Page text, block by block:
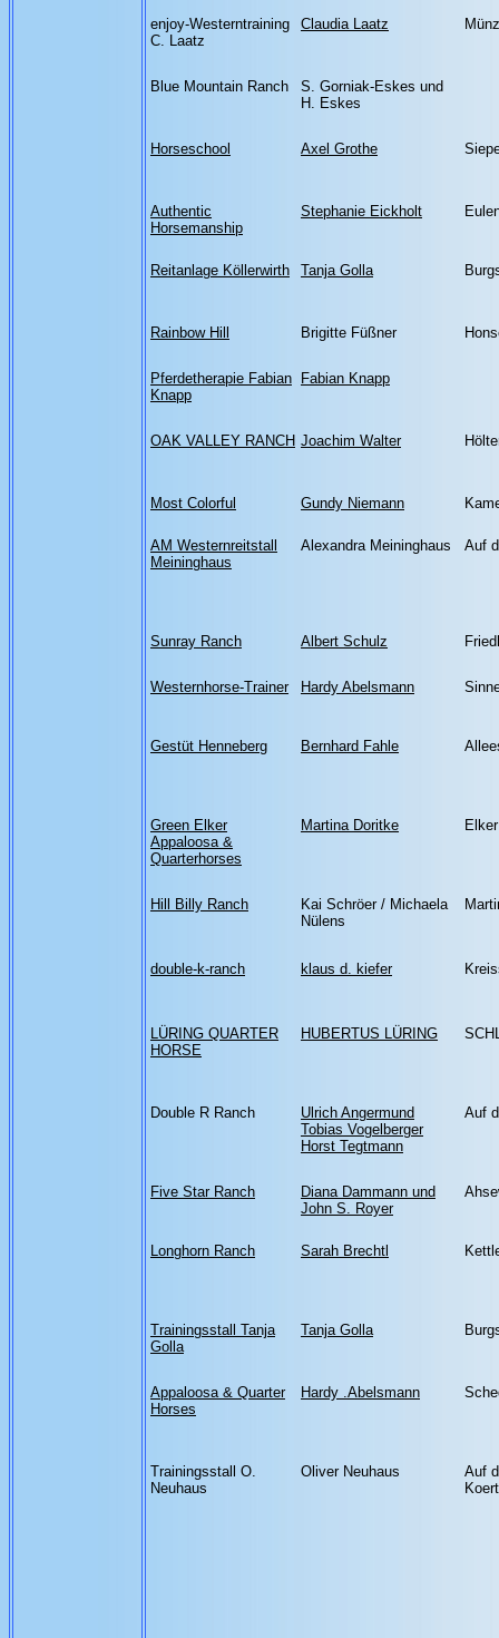
enjoy-Westerntraining
C. Laatz
Claudia Laatz
Blue Mountain Ranch
S. Gorniak-Eskes und
H. Eskes
Horseschool Axel Grothe
Authentic
Horsemanship
Stephanie Eickholt
Reitanlage Köllerwirth Tanja Golla
Rainbow Hill Brigitte Füßner
Pferdetherapie Fabian
Knapp
Fabian Knapp
OAK VALLEY RANCH Joachim Walter
Most Colorful Gundy Niemann
AM Westernreitstall
Meininghaus
Alexandra Meininghaus Auf
Sunray Ranch Albert Schulz
Westernhorse-Trainer Hardy Abelsmann
Gestüt Henneberg Bernhard Fahle
Green Elker
Appaloosa &
Quarterhorses
Martina Doritke
Hill Billy Ranch
Kai Schröer / Michaela
Nülens
double-k-ranch klaus d. kiefer
LÜRING QUARTER
HORSE
HUBERTUS LÜRING
Double R Ranch
Ulrich Angermund
Tobias Vogelberger
Horst Tegtmann
Auf
Five Star Ranch
Diana Dammann und
John S. Royer
Longhorn Ranch Sarah Brechtl
Trainingsstall Tanja
Golla
Tanja Golla
Appaloosa & Quarter
Horses
Hardy .Abelsmann
Trainingsstall O.
Neuhaus
Oliver Neuhaus
Auf